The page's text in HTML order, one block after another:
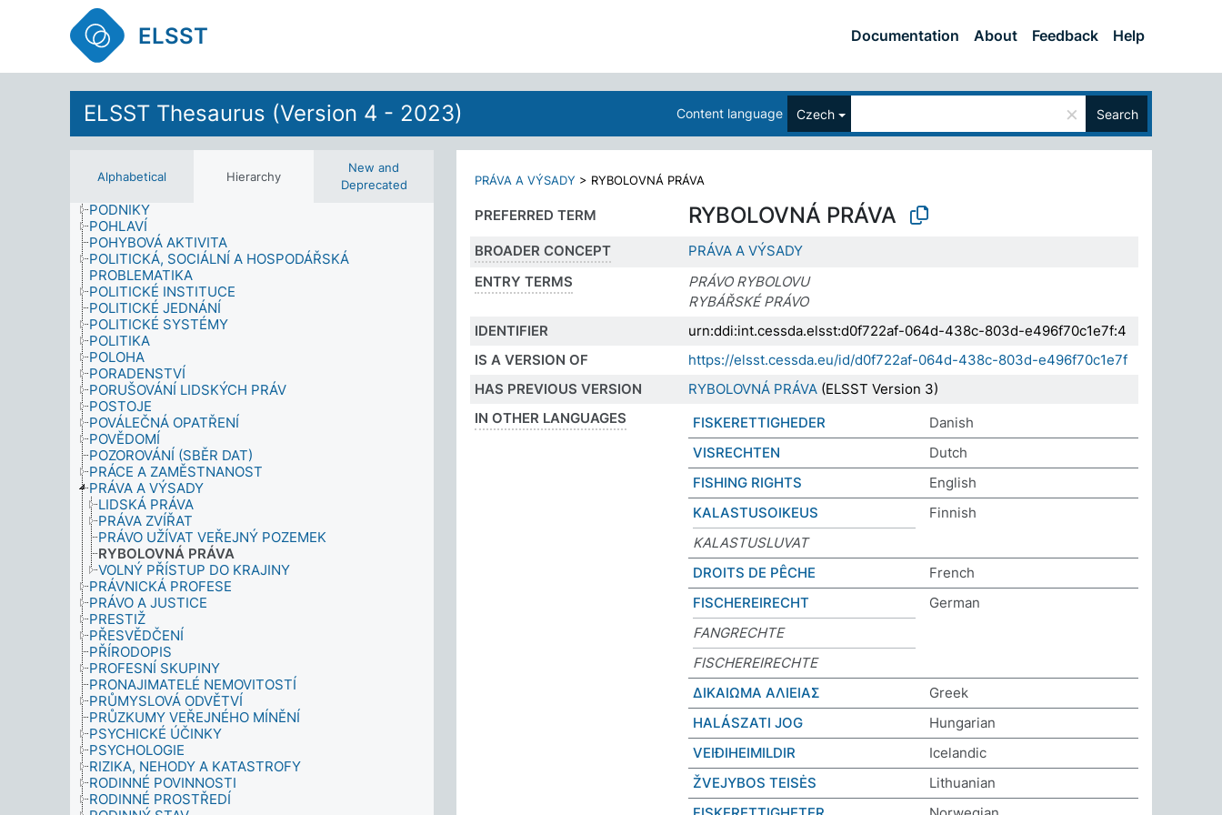
ELSST Documentation About Feedback Help
ELSST Thesaurus (Version 4 - 2023) Content language Czech × Search
Alphabetical Hierarchy
New and
Deprecated
OKUPOVANÁ ÚZEMÍ
ORGANIZACE
OSÍDLENÍ
OSOBNOST
OUTWORK
OUTWORKEŘI
OZBROJENÉ SÍLY
PARTICIPACE
PODNÁJEMNÍCI
PODNIKY
POHLAVÍ
POHYBOVÁ AKTIVITA
POLITICKÁ, SOCIÁLNÍ A HOSPODÁŘSKÁ
PROBLEMATIKA
POLITICKÉ INSTITUCE
POLITICKÉ JEDNÁNÍ
POLITICKÉ SYSTÉMY
POLITIKA
POLOHA
PORADENSTVÍ
PORUŠOVÁNÍ LIDSKÝCH PRÁV
POSTOJE
POVÁLEČNÁ OPATŘENÍ
POVĚDOMÍ
POZOROVÁNÍ (SBĚR DAT)
PRÁCE A ZAMĚSTNANOST
PRÁVA A VÝSADY
LIDSKÁ PRÁVA
PRÁVA ZVÍŘAT
PRÁVO UŽÍVAT VEŘEJNÝ POZEMEK
RYBOLOVNÁ PRÁVA
VOLNÝ PŘÍSTUP DO KRAJINY
PRÁVNICKÁ PROFESE
PRÁVO A JUSTICE
PRESTIŽ
PŘESVĚDČENÍ
PŘÍRODOPIS
PROFESNÍ SKUPINY
PRONAJIMATELÉ NEMOVITOSTÍ
PRŮMYSLOVÁ ODVĚTVÍ
PRŮZKUMY VEŘEJNÉHO MÍNĚNÍ
PSYCHICKÉ ÚČINKY
PSYCHOLOGIE
RIZIKA, NEHODY A KATASTROFY
RODINNÉ POVINNOSTI
RODINNÉ PROSTŘEDÍ
PRÁVA A VÝSADY > RYBOLOVNÁ PRÁVA
PREFERRED TERM RYBOLOVNÁ PRÁVA
BROADER CONCEPT
PRÁVA A VÝSADY
ENTRY TERMS
PRÁVO RYBOLOVU
RYBÁŘSKÉ PRÁVO
IDENTIFIER
urn:ddi:int.cessda.elsst:d0f722af-064d-438c-803d-e496f70c1e7f:4
IS A VERSION OF
https://elsst.cessda.eu/id/d0f722af-064d-438c-803d-e496f70c1e7f
HAS PREVIOUS VERSION
RYBOLOVNÁ PRÁVA (ELSST Version 3)
IN OTHER LANGUAGES
FISKERETTIGHEDER
Danish
VISRECHTEN
Dutch
FISHING RIGHTS
English
KALASTUSOIKEUS
Finnish
KALASTUSLUVAT
DROITS DE PÊCHE
French
FISCHEREIRECHT
German
FANGRECHTE
FISCHEREIRECHTE
ΔΙΚΑΙΩΜΑ ΑΛΙΕΙΑΣ
Greek
HALÁSZATI JOG
Hungarian
VEIÐIHEIMILDIR
Icelandic
ŽVEJYBOS TEISĖS
Lithuanian